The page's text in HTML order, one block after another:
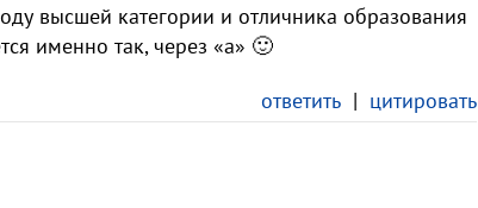
высшей категории и отличника образования
именно так, через «а» 🙂
ответить | цитировать